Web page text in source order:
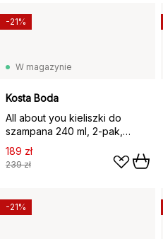
W magazynie
Kosta Boda
All about you kieliszki do
szampana 240 ml, 2‑pak,
Forever Mine
189 zł
239 zł
-21%
-21%